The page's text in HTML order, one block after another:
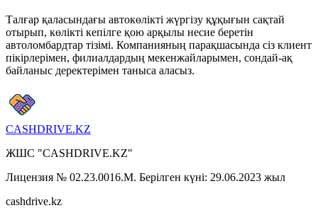
Талғар қаласындағы автокөлікті жүргізу құқығын сақтай
отырып, көлікті кепілге қою арқылы несие беретін
автоломбардтар тізімі. Компанияның парақшасында сіз клиент
пікірлерімен, филиалдардың мекенжайларымен, сондай-ақ
байланыс деректерімен таныса аласыз.
CASHDRIVE.KZ
ЖШС "CASHDRIVE.KZ"
Лицензия № 02.23.0016.M. Берілген күні: 29.06.2023 жыл
cashdrive.kz